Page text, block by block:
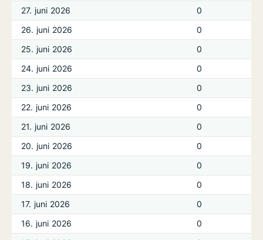
27. juni 2026
0
26. juni 2026
0
25. juni 2026
0
24. juni 2026
0
23. juni 2026
0
22. juni 2026
0
21. juni 2026
0
20. juni 2026
0
19. juni 2026
0
18. juni 2026
0
17. juni 2026
0
16. juni 2026
0